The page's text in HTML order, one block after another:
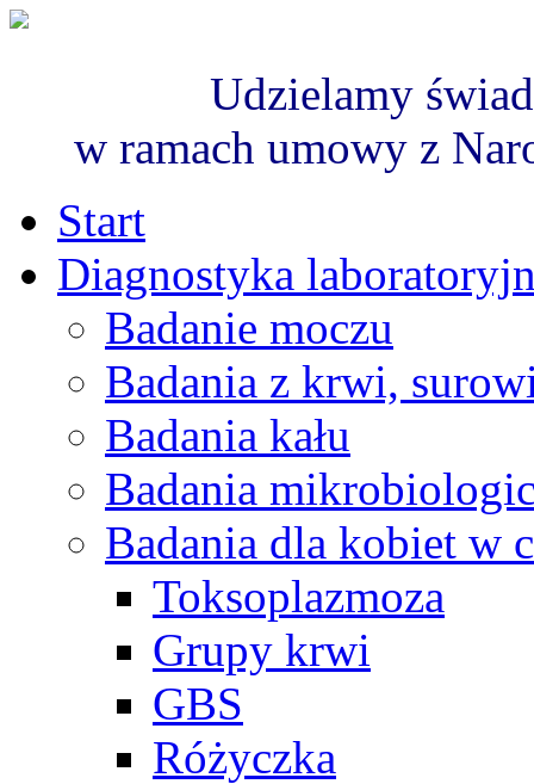
Udzielamy
w ramach umowy z
Start
Diagnostyka
Badanie moczu
Badania z krwi,
Badania kału
Badania
Badania dla kobiet w
Toksoplazmoza
Grupy krwi
GBS
Różyczka